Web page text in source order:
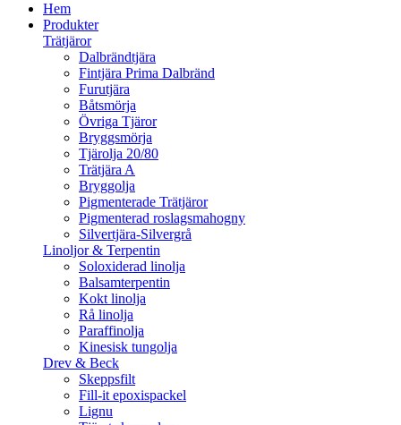
Hem
Produkter
Trätjäror
Dalbrändtjära
Fintjära Prima Dalbränd
Furutjära
Båtsmörja
Övriga Tjäror
Bryggsmörja
Tjärolja 20/80
Trätjära A
Bryggolja
Pigmenterade Trätjäror
Pigmenterad roslagsmahogny
Silvertjära-Silvergrå
Linoljor & Terpentin
Soloxiderad linolja
Balsamterpentin
Kokt linolja
Rå linolja
Paraffinolja
Kinesisk tungolja
Drev & Beck
Skeppsfilt
Fill-it epoxispackel
Lignu